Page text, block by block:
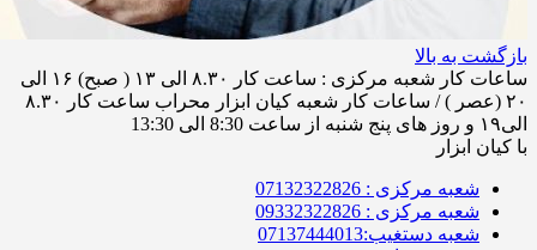
بازگشت به بالا
ساعات کار شعبه مرکزی : ساعت کار ۸.۳۰ الی ۱۳ ( صبح) ۱۶ الی
۲۰ (عصر ) / ساعات کار شعبه کیان ابزار محراب ساعت کار ۸.۳۰
الی۱۹ و روز های پنج شنبه از ساعت 8:30 الی 13:30
با کیان ابزار
شعبه مرکزی : 07132322826
شعبه مرکزی : 09332322826
شعبه دستغیب:07137444013